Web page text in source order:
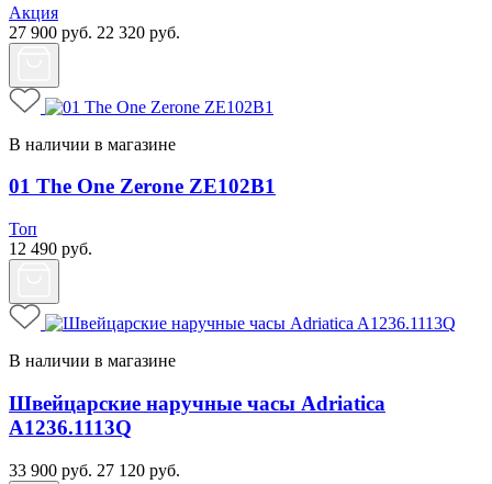
Акция
27 900 руб. 22 320 руб.
В наличии в магазине
01 The One Zerone ZE102B1
Топ
12 490 руб.
В наличии в магазине
Швейцарские наручные часы Adriatica
A1236.1113Q
33 900 руб. 27 120 руб.